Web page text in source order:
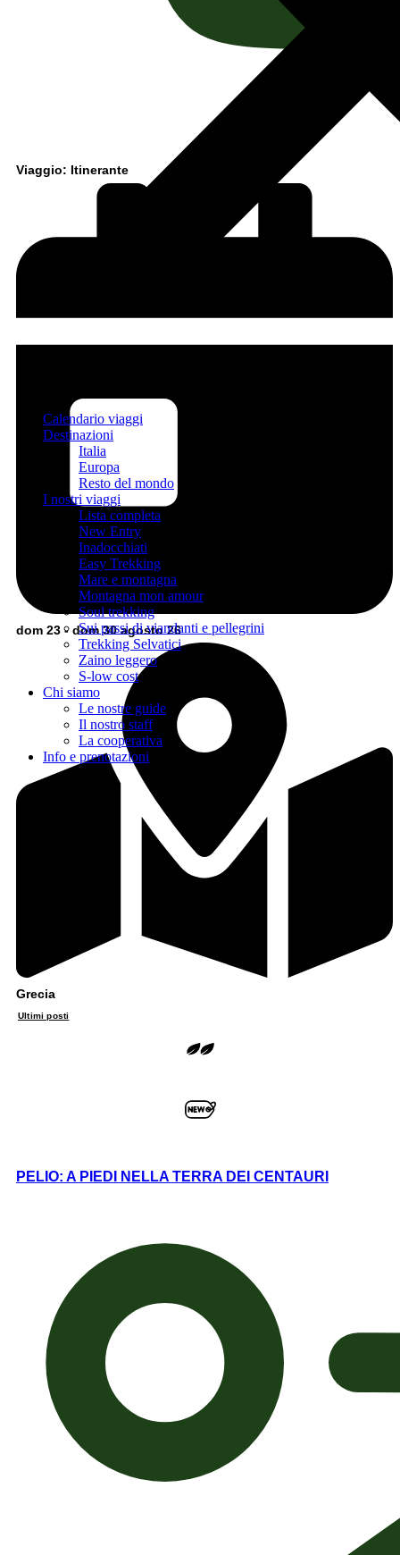
Calendario viaggi
Destinazioni
Italia
Europa
Resto del mondo
I nostri viaggi
Lista completa
New Entry
Inadocchiati
Easy Trekking
Mare e montagna
Montagna mon amour
Soul trekking
Sui passi di viandanti e pellegrini
Trekking Selvatici
Zaino leggero
S-low cost
Chi siamo
Le nostre guide
Il nostro staff
La cooperativa
Info e prenotazioni
Viaggio: Itinerante
dom 23 - dom 30 agosto 26
Grecia
Ultimi posti
PELIO: A PIEDI NELLA TERRA DEI CENTAURI